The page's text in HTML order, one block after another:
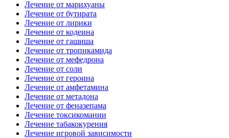
Лечение от марихуаны
Лечение от бутирата
Лечение от лирики
Лечение от кодеина
Лечение от гашиша
Лечение от тропикамида
Лечение от мефедрона
Лечение от соли
Лечение от героина
Лечение от амфетамина
Лечение от метадона
Лечение от феназепама
Лечение токсикомании
Лечение табакокурения
Лечение игровой зависимости